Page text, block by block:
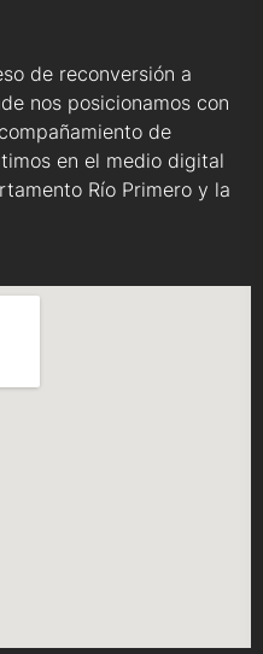
de reconversión a
nos posicionamos con
de
en el medio digital
Río Primero y la